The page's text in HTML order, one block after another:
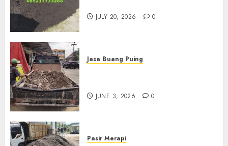
JULY 20, 2026 0
Jasa Buang Puing
JUNE 3, 2026 0
Pasir Merapi